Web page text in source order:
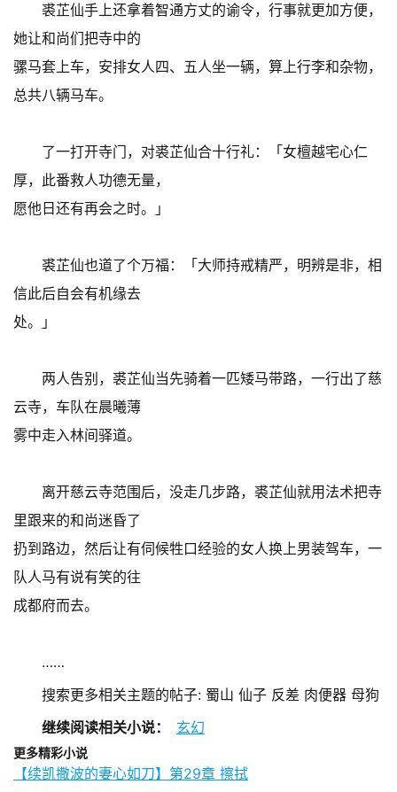
裘芷仙手上还拿着智通方丈的谕令，行事就更加方便，
她让和尚们把寺中的
骡马套上车，安排女人四、五人坐一辆，算上行李和杂物，
总共八辆马车。
了一打开寺门，对裘芷仙合十行礼：「女檀越宅心仁
厚，此番救人功德无量，
愿他日还有再会之时。」
裘芷仙也道了个万福：「大师持戒精严，明辨是非，相
信此后自会有机缘去
处。」
两人告别，裘芷仙当先骑着一匹矮马带路，一行出了慈
云寺，车队在晨曦薄
雾中走入林间驿道。
离开慈云寺范围后，没走几步路，裘芷仙就用法术把寺
里跟来的和尚迷昏了
扔到路边，然后让有伺候牲口经验的女人换上男装驾车，一
队人马有说有笑的往
成都府而去。
……
搜索更多相关主题的帖子: 蜀山 仙子 反差 肉便器 母狗
继续阅读相关小说：
玄幻
更多精彩小说
【续凯撒波的妻心如刀】第29章 擦拭